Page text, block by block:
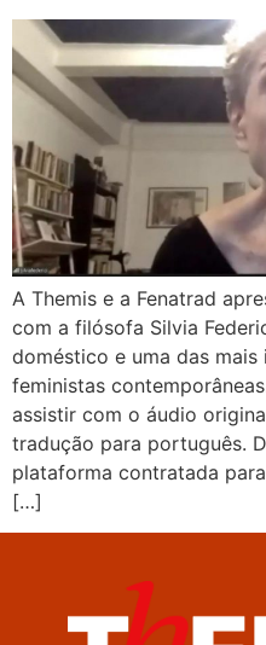
A Themis e a Fenatrad
com a filósofa Silvia
doméstico e uma das mais
feministas
assistir com o áudio
tradução para português.
plataforma contratada
[…]